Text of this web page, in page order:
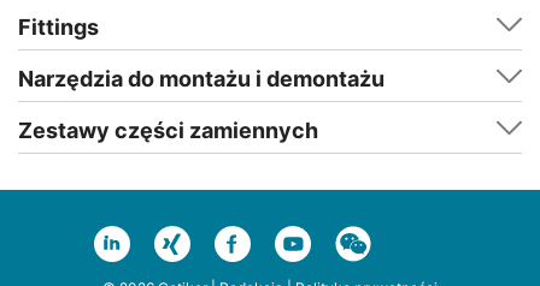
Fittings
Narzędzia do montażu i demontażu
Zestawy części zamiennych